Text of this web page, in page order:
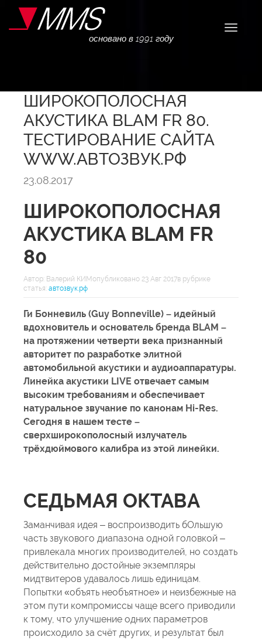
основано в 1991 году
ШИРОКОПОЛОСНАЯ
АКУСТИКА BLAM FR 80.
ТЕСТИРОВАНИЕ САЙТА
WWW.АВТОЗВУК.РФ
23.08.2017
ШИРОКОПОЛОСНАЯ
АКУСТИКА BLAM FR
80
Автор: Валерий КИМопубликовано 23 Авг 2017в рубрике
статья: автозвук.рф
Ги Бонневиль (Guy Bonneville) – идейный
вдохновитель и основатель бренда BLAM –
на протяжении четверти века признанный
авторитет по разработке элитной
автомобильной акустики и аудиоаппаратуры.
Линейка акустики LIVE отвечает самым
высоким требованиям и обеспечивает
натуральное звучание по канонам Hi-Res.
Сегодня в нашем тесте –
сверхширокополосный излучатель
трёхдюймового калибра из этой линейки.
СЕДЬМАЯ ОКТАВА
Заманчивая идея – воспроизводить бОльшую
часть звукового диапазона одной головкой –
привлекала многих производителей, но создать
действительно достойные экземпляры
мидтвитеров удавалось лишь единицам.
Попытки «объять необъятное» и неизбежные на
этом пути компромиссы чаще всего приводили
к тому, что улучшение одних параметров
происходило за счёт других, и результат был